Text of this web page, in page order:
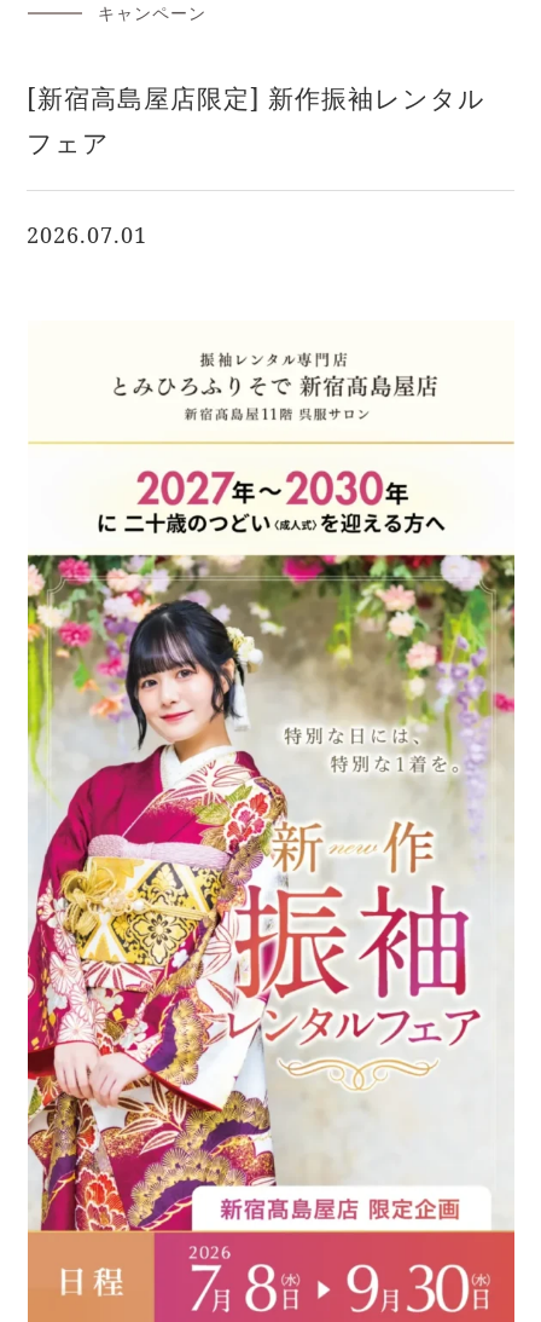
キャンペーン
[新宿高島屋店限定] 新作振袖レンタル
フェア
2026.07.01